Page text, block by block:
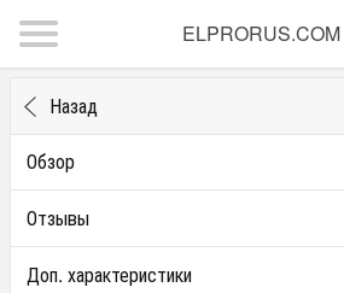
ELPRORUS.COM
Назад
Обзор
Отзывы
Доп. характеристики